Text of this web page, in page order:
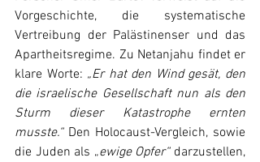
Vorgeschichte, die systematische
Vertreibung der Palästinenser und das
Apartheitsregime. Zu Netanjahu findet er
klare Worte: „Er hat den Wind gesät, den
die israelische Gesellschaft nun als den
Sturm dieser Katastrophe ernten
musste.“ Den Holocaust-Vergleich, sowie
die Juden als „ewige Opfer“ darzustellen,